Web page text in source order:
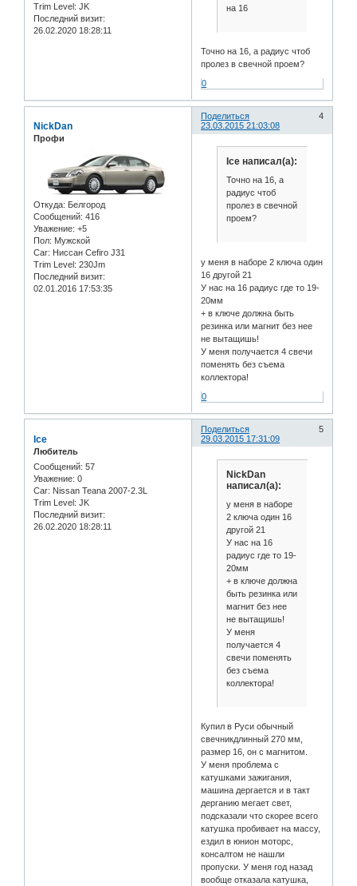
Trim Level: JK
Последний визит:
26.02.2020 18:28:11
на 16
Точно на 16, а радиус чтоб
пролез в свечной проем?
0
Поделиться
4
23.03.2015 21:03:08
NickDan
Профи
Откуда: Белгород
Сообщений: 416
Уважение: +5
Пол: Мужской
Car: Ниссан Cefiro J31
Trim Level: 230Jm
Последний визит:
02.01.2016 17:53:35
Ice написал(а):
Точно на 16, а
радиус чтоб
пролез в свечной
проем?
у меня в наборе 2 ключа один
16 другой 21
У нас на 16 радиус где то 19-
20мм
+ в ключе должна быть
резинка или магнит без нее
не вытащишь!
У меня получается 4 свечи
поменять без съема
коллектора!
0
Поделиться
5
29.03.2015 17:31:09
Ice
Любитель
Сообщений: 57
Уважение: 0
Car: Nissan Teana 2007-2.3L
Trim Level: JK
Последний визит:
26.02.2020 18:28:11
NickDan
написал(а):
у меня в наборе
2 ключа один 16
другой 21
У нас на 16
радиус где то 19-
20мм
+ в ключе должна
быть резинка или
магнит без нее
не вытащишь!
У меня
получается 4
свечи поменять
без съема
коллектора!
Купил в Руси обычный
свечникдлинный 270 мм,
размер 16, он с магнитом.
У меня проблема с
катушками зажигания,
машина дергается и в такт
дерганию мегает свет,
подсказали что скорее всего
катушка пробивает на массу,
ездил в юнион моторс,
консалтом не нашли
пропуски. У меня год назад
вообще отказала катушка,